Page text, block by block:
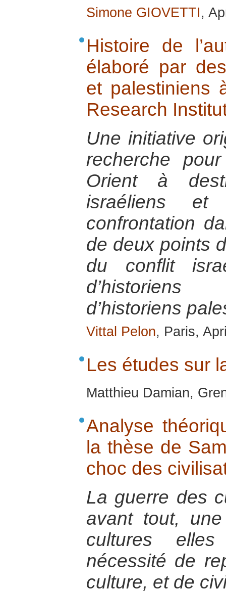
Simone GIOVETTI,
Histoire de
élaboré par
et palestiniens
Research
Une initiative
recherche
Orient à
israéliens
confrontation
de deux points
du conflit
d’historiens
Vittal Pelon, Paris,
Les études sur
Matthieu Damian,
Analyse
la thèse de
choc des
La guerre des
avant tout,
cultures
nécessité de
culture, et de